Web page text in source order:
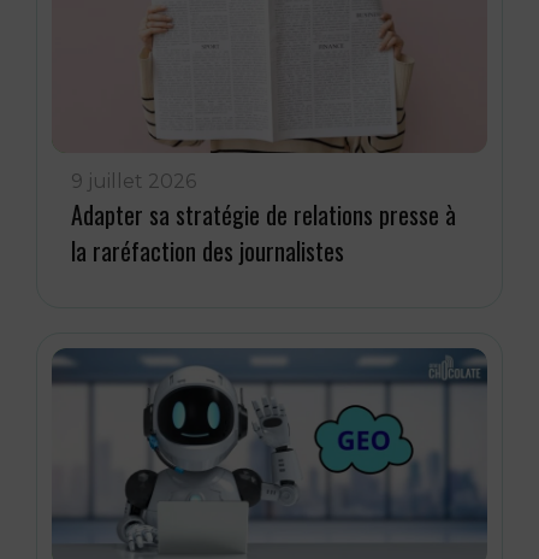
9 juillet 2026
Adapter sa stratégie de relations presse à
la raréfaction des journalistes